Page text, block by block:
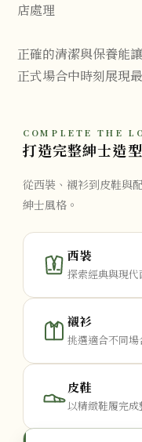
店處理
正確的清潔與保養能
正式場合中時刻展現
COMPLETE THE
打造完整紳士造型
從西裝、襯衫到皮鞋與
紳士風格。
西裝
探索經典與現
襯衫
挑選適合不同
皮鞋
以精緻鞋履完成